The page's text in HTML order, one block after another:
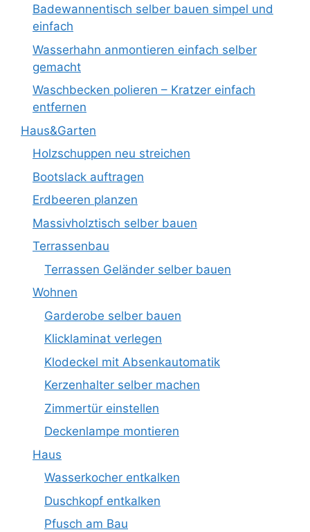
Badewannentisch selber bauen simpel und
einfach
Wasserhahn anmontieren einfach selber
gemacht
Waschbecken polieren – Kratzer einfach
entfernen
Haus&Garten
Holzschuppen neu streichen
Bootslack auftragen
Erdbeeren planzen
Massivholztisch selber bauen
Terrassenbau
Terrassen Geländer selber bauen
Wohnen
Garderobe selber bauen
Klicklaminat verlegen
Klodeckel mit Absenkautomatik
Kerzenhalter selber machen
Zimmertür einstellen
Deckenlampe montieren
Haus
Wasserkocher entkalken
Duschkopf entkalken
Pfusch am Bau